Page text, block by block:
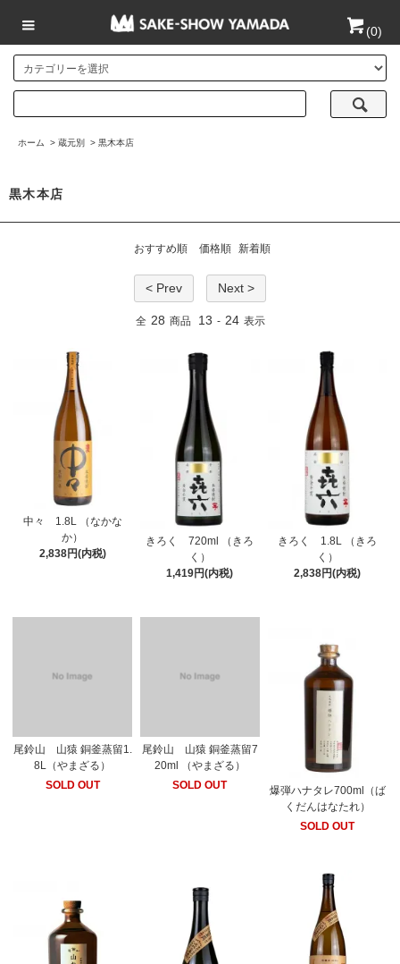
(0)
ホーム > 蔵元別 > 黒木本店
黒木本店
おすすめ順 価格順 新着順
< Prev Next >
全 28 商品 13 - 24 表示
中々 1.8L （なかな
か）
2,838円(内税)
きろく 720ml （きろ
く）
1,419円(内税)
きろく 1.8L （きろ
く）
2,838円(内税)
尾鈴山 山猿 銅釜蒸留1.
8L（やまざる）
SOLD OUT
尾鈴山 山猿 銅釜蒸留7
20ml （やまざる）
SOLD OUT
爆弾ハナタレ700ml（ば
くだんはなたれ）
SOLD OUT